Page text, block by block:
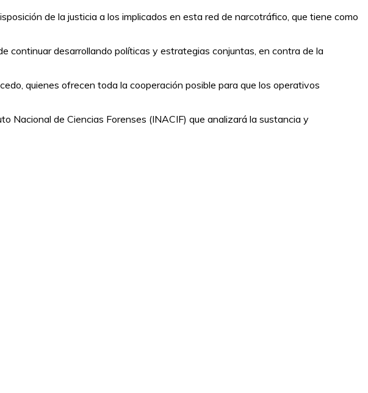
de la justicia a los implicados en esta red de narcotráfico, que tiene como
continuar desarrollando políticas y estrategias conjuntas, en contra de la
quienes ofrecen toda la cooperación posible para que los operativos
Nacional de Ciencias Forenses (INACIF) que analizará la sustancia y